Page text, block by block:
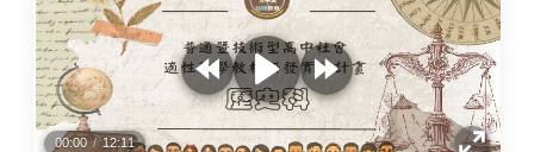
00:00 / 12:11